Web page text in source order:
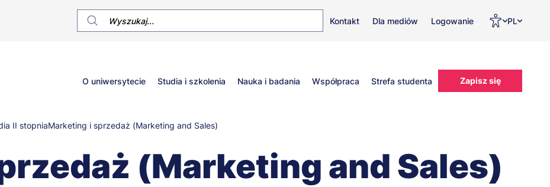
Top
Kontakt Dla mediów Logowanie PL
Główne
menu
O uniwersytecie Studia i szkolenia Nauka i badania Współpraca Strefa studenta Zapisz się
II stopniaMarketing i sprzedaż (Marketing and Sales)
(Marketing and Sales)